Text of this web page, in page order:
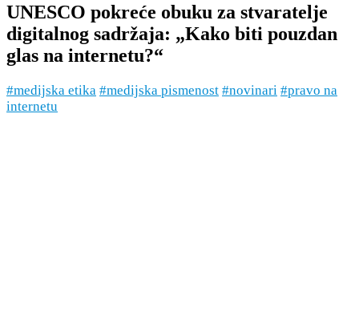
UNESCO pokreće obuku za stvaratelje
digitalnog sadržaja: „Kako biti pouzdan
glas na internetu?“
#medijska etika #medijska pismenost #novinari #pravo na
internetu